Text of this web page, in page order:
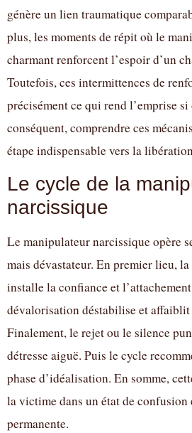
génère un lien traumatique
plus, les moments de répit où le
charmant renforcent l’espoir d’un
Toutefois, ces intermittences de
précisément ce qui rend l’emprise
conséquent, comprendre ces
étape indispensable vers la
Le cycle de la
narcissique
Le manipulateur narcissique opère
mais dévastateur. En premier lieu,
installe la confiance et
dévalorisation déstabilise et affaiblit
Finalement, le rejet ou le silence
détresse aiguë. Puis le cycle
phase d’idéalisation. En somme,
la victime dans un état de confusion
permanente.